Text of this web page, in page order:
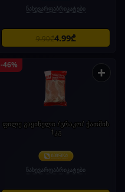
ნახევარფაბრიკატები
9.90₾4.99₾
-46% +
ფილე გაყინული /გრაკო/ ქათმის
1კგ
ნახევარფაბრიკატები